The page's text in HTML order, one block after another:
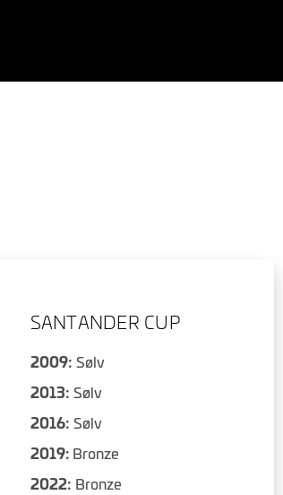
SANTANDER CUP
2009: Sølv
2013: Sølv
2016: Sølv
2019: Bronze
2022: Bronze